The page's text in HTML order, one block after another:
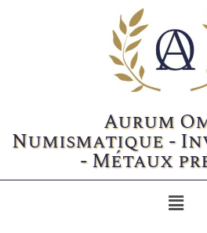
Aurum
Numismatique -
- Métaux